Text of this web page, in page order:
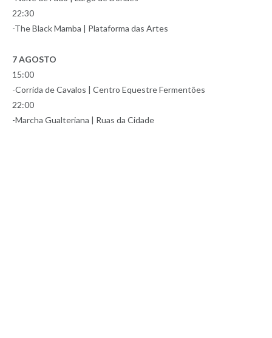
22:30
-The Black Mamba | Plataforma das Artes
7 AGOSTO
15:00
-Corrida de Cavalos | Centro Equestre Fermentões
22:00
-Marcha Gualteriana | Ruas da Cidade